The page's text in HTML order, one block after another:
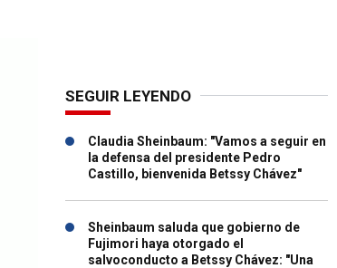
SEGUIR LEYENDO
Claudia Sheinbaum: "Vamos a seguir en
la defensa del presidente Pedro
Castillo, bienvenida Betssy Chávez"
Sheinbaum saluda que gobierno de
Fujimori haya otorgado el
salvoconducto a Betssy Chávez: "Una